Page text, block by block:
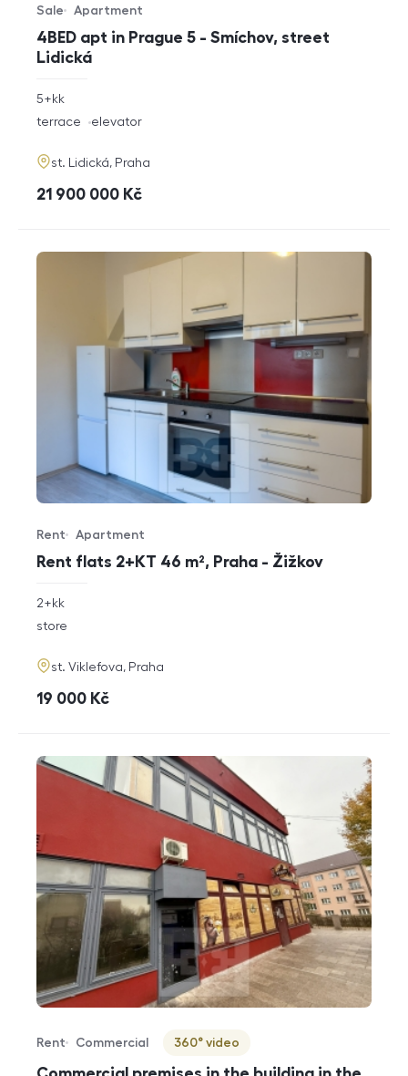
4BED apt in Prague 5 - Smíchov, street
Lidická
Offer type
Sale
Property type
Apartment
rozměry
disposition
5+kk
funkce
terrace elevator
adresa
st. Lidická, Praha
cena
21 900 000 Kč
Rent flats 2+KT 46 m², Praha - Žižkov
Offer type
Rent
Property type
Apartment
rozměry
disposition
2+kk
funkce
store
adresa
st. Viklefova, Praha
cena
19 000 Kč
Offer type
Rent
Property type
Commercial
Virtuální prohlídka
360° video